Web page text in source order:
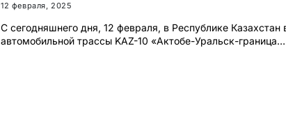
12 февраля, 2025
С сегодняшнего дня, 12 февраля, в Республике
автомобильной трассы KAZ-10 «Актобе-Уральск-граница…